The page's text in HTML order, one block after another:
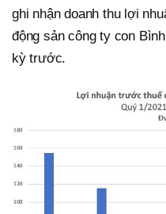
ghi nhận doanh thu lợi
động sản công ty con
kỳ trước.